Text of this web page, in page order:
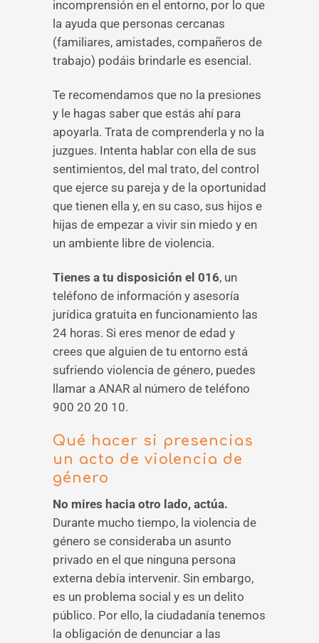
incomprensión en el entorno, por lo que
la ayuda que personas cercanas
(familiares, amistades, compañeros de
trabajo) podáis brindarle es esencial.
Te recomendamos que no la presiones
y le hagas saber que estás ahí para
apoyarla. Trata de comprenderla y no la
juzgues. Intenta hablar con ella de sus
sentimientos, del mal trato, del control
que ejerce su pareja y de la oportunidad
que tienen ella y, en su caso, sus hijos e
hijas de empezar a vivir sin miedo y en
un ambiente libre de violencia.
Tienes a tu disposición el 016, un
teléfono de información y asesoría
jurídica gratuita en funcionamiento las
24 horas. Si eres menor de edad y
crees que alguien de tu entorno está
sufriendo violencia de género, puedes
llamar a ANAR al número de teléfono
900 20 20 10.
Qué hacer si presencias
un acto de violencia de
género
No mires hacia otro lado, actúa.
Durante mucho tiempo, la violencia de
género se consideraba un asunto
privado en el que ninguna persona
externa debía intervenir. Sin embargo,
es un problema social y es un delito
público. Por ello, la ciudadanía tenemos
la obligación de denunciar a las